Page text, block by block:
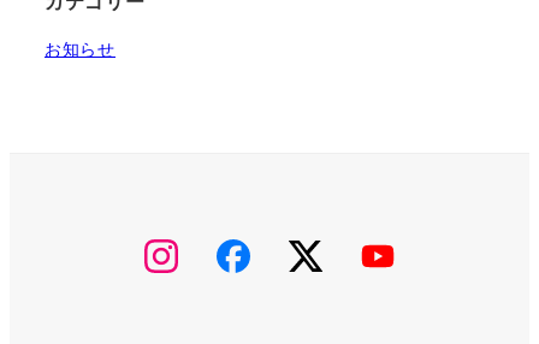
お知らせ